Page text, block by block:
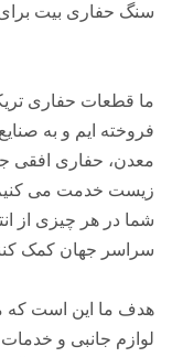
سنگ حفاری بیت
فروخته ایم و به
زیست خدمت می
شما در هر چیزی از
سراسر جهان کمک
هدف ما این است که
لوازم جانبی و